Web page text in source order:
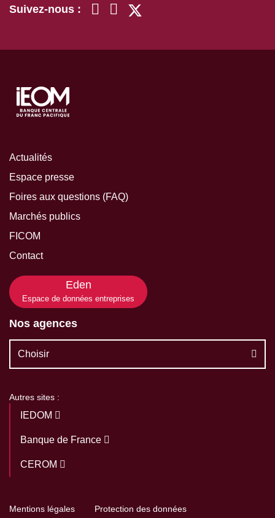
Suivez-nous :
Actualités
Espace presse
Foires aux questions (FAQ)
Marchés publics
FICOM
Contact
Eden
Espace de données entreprises
Nos agences
Choisir
Autres sites :
IEDOM
Banque de France
CEROM
Mentions légales Protection des données